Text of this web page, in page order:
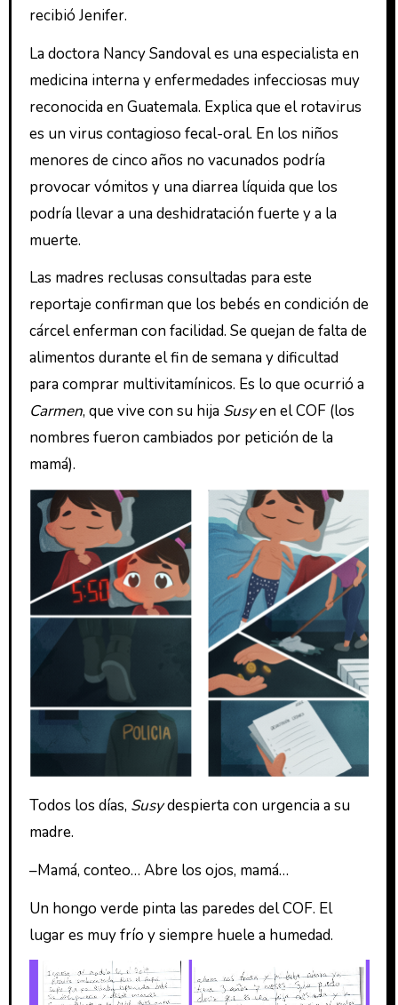
recibió Jenifer.
La doctora Nancy Sandoval es una especialista en
medicina interna y enfermedades infecciosas muy
reconocida en Guatemala. Explica que el rotavirus
es un virus contagioso fecal-oral. En los niños
menores de cinco años no vacunados podría
provocar vómitos y una diarrea líquida que los
podría llevar a una deshidratación fuerte y a la
muerte.
Las madres reclusas consultadas para este
reportaje confirman que los bebés en condición de
cárcel enferman con facilidad. Se quejan de falta de
alimentos durante el fin de semana y dificultad
para comprar multivitamínicos. Es lo que ocurrió a
Carmen, que vive con su hija Susyen el COF (los
nombres fueron cambiados por petición de la
mamá).
Todos los días, Susydespierta con urgencia a su
madre.
–Mamá, conteo… Abre los ojos, mamá…
Un hongo verde pinta las paredes del COF. El
lugar es muy frío y siempre huele a humedad.